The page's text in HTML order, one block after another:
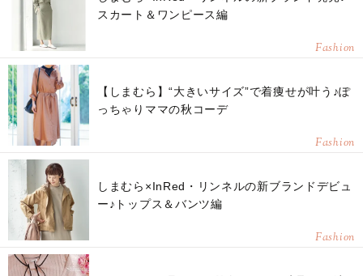
スカート＆ワンピース編
Fashion
【しまむら】“大きいサイズ”で着痩せが叶う♪ぽ
っちゃりママの秋コーデ
Fashion
しまむら×InRed・リンネルの新ブランドデビュ
ー♪トップス＆バンツ編
Fashion